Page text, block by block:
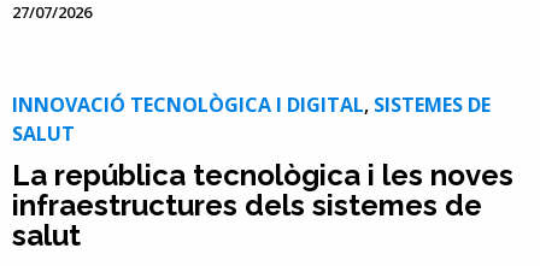
27/07/2026
INNOVACIÓ TECNOLÒGICA I DIGITAL, SISTEMES DE
SALUT
La república tecnològica i les noves
infraestructures dels sistemes de
salut